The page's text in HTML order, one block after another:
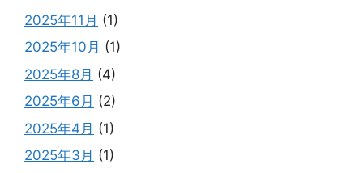
2025年11月 (1)
2025年10月 (1)
2025年8月 (4)
2025年6月 (2)
2025年4月 (1)
2025年3月 (1)